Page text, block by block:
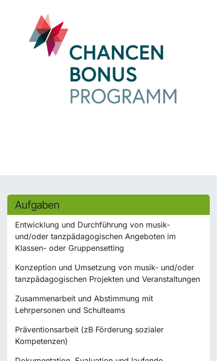
Aufgaben
Entwicklung und Durchführung von musik-
und/oder tanzpädagogischen Angeboten im
Klassen- oder Gruppensetting
Konzeption und Umsetzung von musik- und/oder
tanzpädagogischen Projekten und Veranstaltungen
Zusammenarbeit und Abstimmung mit
Lehrpersonen und Schulteams
Präventionsarbeit (zB Förderung sozialer
Kompetenzen)